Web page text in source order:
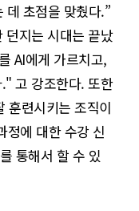
데 초점을 맞췄다.”
던지는 시대는 끝났
AI에게 가르치고,
고 강조한다. 또한
훈련시키는 조직이
정에 대한 수강 신
통해서 할 수 있